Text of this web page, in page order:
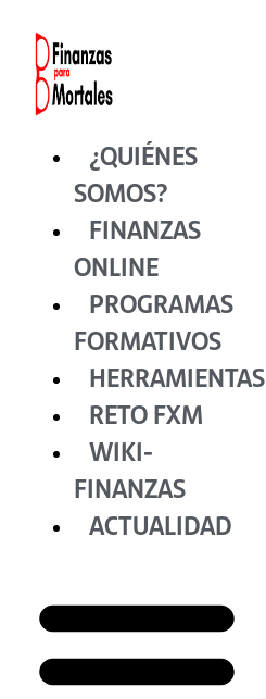
contenido
¿QUIÉNES
SOMOS?
FINANZAS
ONLINE
PROGRAMAS
FORMATIVOS
HERRAMIENTAS
RETO FXM
WIKI-
FINANZAS
ACTUALIDAD